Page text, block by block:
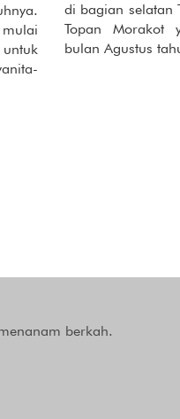
di bagian selatan
Topan Morakot
bulan Agustus
berkah.